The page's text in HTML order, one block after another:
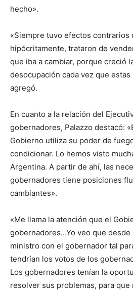
hecho».
«Siempre tuvo efectos contrarios
hipócritamente, trataron de
que iba a cambiar, porque creció
desocupación cada vez que
agregó.
En cuanto a la relación del
gobernadores, Palazzo destacó:
Gobierno utiliza su poder de
condicionar. Lo hemos visto
Argentina. A partir de ahí, las
gobernadores tiene posiciones
cambiantes».
«Me llama la atención que el
gobernadores…Yo veo que
ministro con el gobernador tal
tendrían los votos de los
Los gobernadores tenían la
resolver sus problemas, para